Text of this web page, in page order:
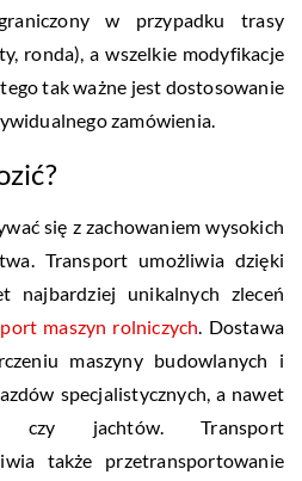
w przypadku trasy
ronda), a wszelkie modyfikacje
tak ważne jest dostosowanie
zamówienia.
się z zachowaniem wysokich
Transport umożliwia dzięki
najbardziej unikalnych zleceń
maszyn rolniczych. Dostawa
maszyny budowlanych i
specjalistycznych, a nawet
czy jachtów. Transport
także przetransportowanie